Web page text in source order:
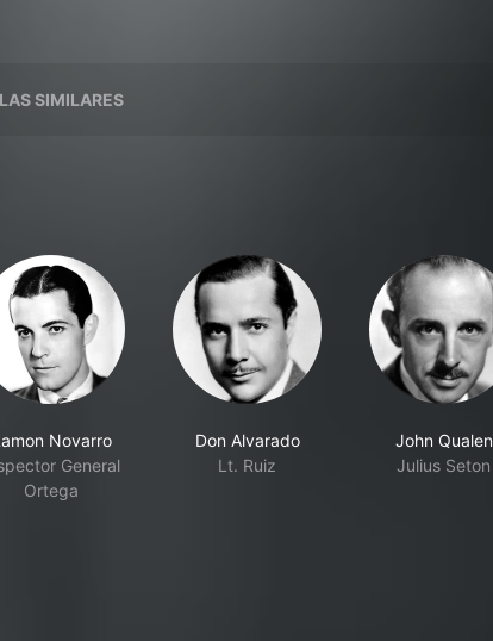
SIMILARES
Novarro
General
Ortega
Don Alvarado
Lt. Ruiz
John Qualen
Julius Seton